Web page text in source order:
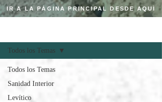
IR A LA PÁGINA PRINCIPAL DESDE AQUÍ
Todos los Temas
Sanidad Interior
Levítico
Todos los Temas